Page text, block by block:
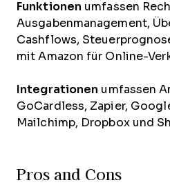
Funktionen umfassen
Ausgabenmanagement,
Cashflows,
mit Amazon für Online-
Integrationen umfassen
GoCardless, Zapier,
Mailchimp, Dropbox und
Pros and Cons